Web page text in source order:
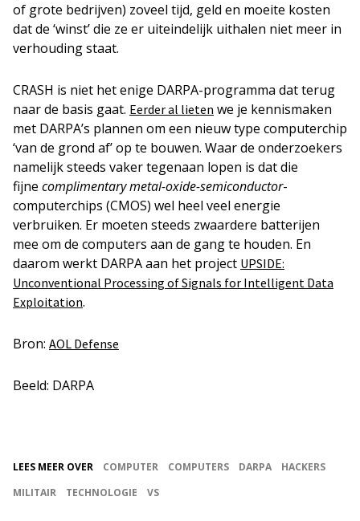
of grote bedrijven) zoveel tijd, geld en moeite kosten
dat de ‘winst’ die ze er uiteindelijk uithalen niet meer in
verhouding staat.
CRASH is niet het enige DARPA-programma dat terug
naar de basis gaat. Eerder al lieten we je kennismaken
met DARPA’s plannen om een nieuw type computerchip
‘van de grond af’ op te bouwen. Waar de onderzoekers
namelijk steeds vaker tegenaan lopen is dat die
fijne complimentary metal-oxide-semiconductor-
computerchips (CMOS) wel heel veel energie
verbruiken. Er moeten steeds zwaardere batterijen
mee om de computers aan de gang te houden. En
daarom werkt DARPA aan het project UPSIDE:
Unconventional Processing of Signals for Intelligent Data
Exploitation.
Bron: AOL Defense
Beeld: DARPA
LEES MEER OVER COMPUTER COMPUTERS DARPA
HACKERS
MILITAIR
TECHNOLOGIE VS